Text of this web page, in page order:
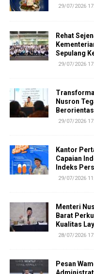
29/07/2026
Rehat
Sepulang
29/07/2026
Nusron
29/07/2026
Kantor
Capaian
Indeks
29/07/2026
Menteri
Barat
Kualitas
28/07/2026
Pesan